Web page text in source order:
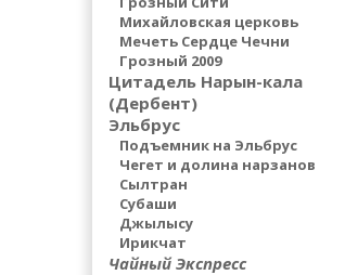
Михайловская церковь
Мечеть Сердце Чечни
Грозный 2009
Цитадель Нарын-кала
(Дербент)
Эльбрус
Подъемник на Эльбрус
Чегет и долина нарзанов
Сылтран
Субаши
Джылысу
Ирикчат
Чайный Экспресс